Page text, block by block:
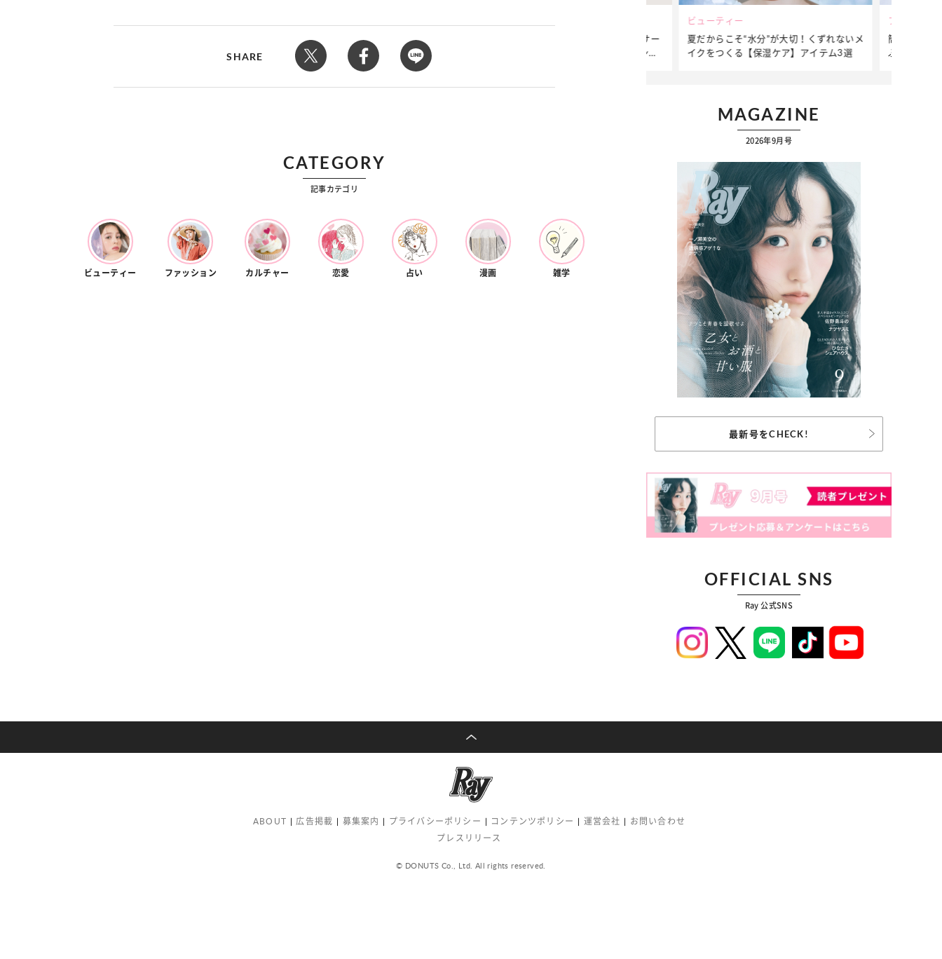
SHARE
れ女子が夢中な「ヌン活」の楽しみ方
【12星座別】今月の恋愛運♡ 7月23日～
8月20日の運勢は？
【Dリーグ】Ray世代注目のプロダンサー
集団♡ 各チームを彩る「イケメンダンサ
ビューティー
夏だからこそ“水分”が大切！くずれないメ
イクをつくる【保湿ケア】アイテム3選
ファッション
簡単アレン
ぷりの【そ
MAGAZINE
2026年9月号
最新号をCHECK!
OFFICIAL SNS
Ray 公式SNS
CATEGORY
記事カテゴリ
ビューティー ファッション カルチャー 恋愛 占い 漫画 雑学
ABOUT 広告掲載 募集案内 プライバシーポリシー コンテンツポリシー 運営会社
お問い合わせ
プレスリリース
© DONUTS Co., Ltd. All rights reserved.